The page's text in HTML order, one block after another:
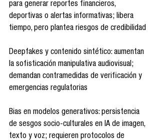
para generar reportes financieros,
deportivas o alertas informativas; libera
tiempo, pero plantea riesgos de credibilidad
Deepfakes y contenido sintético: aumentan
la sofisticación manipulativa audiovisual;
demandan contramedidas de verificación y
emergencias regulatorias
Bias en modelos generativos: persistencia
de sesgos socio-culturales en IA de imagen,
texto y voz; requieren protocolos de